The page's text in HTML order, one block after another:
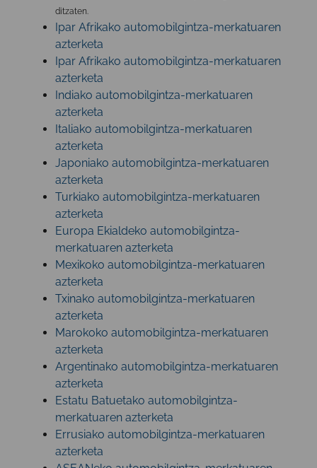
ditzaten.
Ipar Afrikako automobilgintza-merkatuaren
azterketa
Ipar Afrikako automobilgintza-merkatuaren
azterketa
Indiako automobilgintza-merkatuaren
azterketa
Italiako automobilgintza-merkatuaren
azterketa
Japoniako automobilgintza-merkatuaren
azterketa
Turkiako automobilgintza-merkatuaren
azterketa
Europa Ekialdeko automobilgintza-
merkatuaren azterketa
Mexikoko automobilgintza-merkatuaren
azterketa
Txinako automobilgintza-merkatuaren
azterketa
Marokoko automobilgintza-merkatuaren
azterketa
Argentinako automobilgintza-merkatuaren
azterketa
Estatu Batuetako automobilgintza-
merkatuaren azterketa
Errusiako automobilgintza-merkatuaren
azterketa